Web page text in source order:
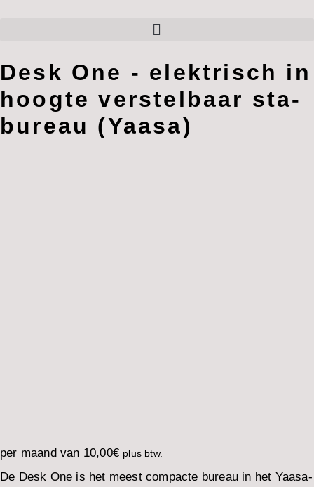
Desk One - elektrisch in
hoogte verstelbaar sta-
bureau (Yaasa)
per maand van 10,00€ plus btw.
De Desk One is het meest compacte bureau in het Yaasa-